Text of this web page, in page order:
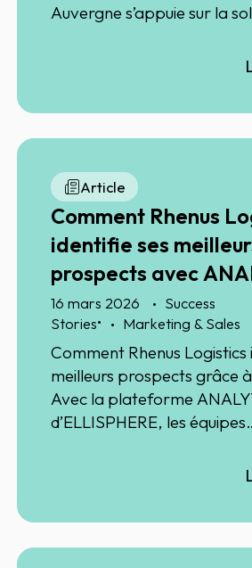
Auvergne s’appuie sur la
analyse structurée du
et piloter leur stratégie de
développement.
Article
Comment Rhenus
identifie ses
prospects avec
16 mars 2026
Success
Stories• Marketing & Sales
Comment Rhenus Logistics
meilleurs prospects grâce
Avec la plateforme
d’ELLISPHERE, les équipes
claire de leur marché pour